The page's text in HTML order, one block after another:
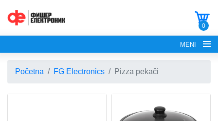
0
MENI
Početna FG Electronics Pizza pekači